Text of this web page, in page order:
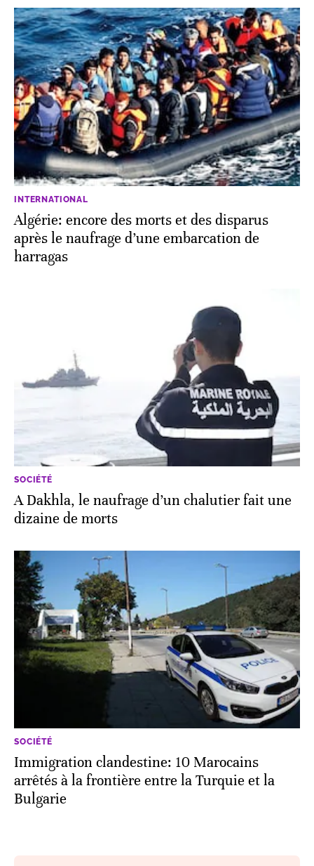
INTERNATIONAL
Algérie: encore des morts et des disparus
après le naufrage d’une embarcation de
harragas
SOCIÉTÉ
A Dakhla, le naufrage d’un chalutier fait une
dizaine de morts
SOCIÉTÉ
Immigration clandestine: 10 Marocains
arrêtés à la frontière entre la Turquie et la
Bulgarie